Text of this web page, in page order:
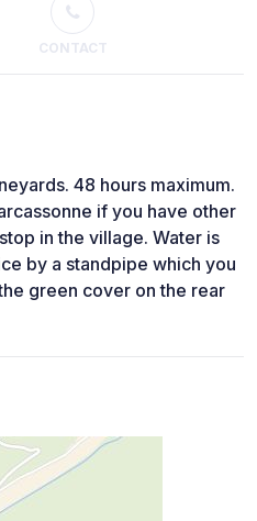
CONTACT
48 hours maximum.
if you have other
in the village. Water is
by a standpipe which you
green cover on the rear